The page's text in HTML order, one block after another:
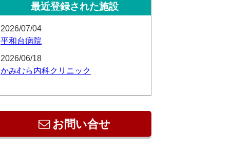
最近登録された施設
2026/07/04
平和台病院
2026/06/18
かみむら内科クリニック
お問い合せ